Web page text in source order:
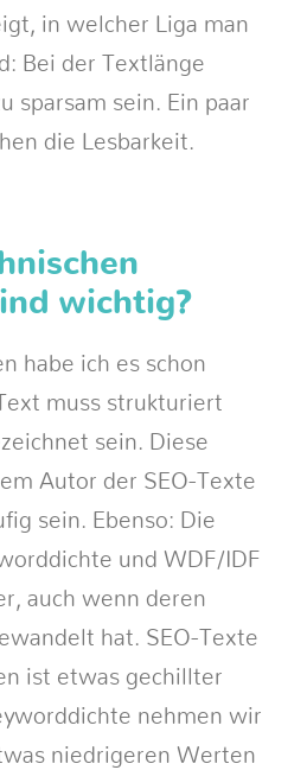
in welcher Liga man
Bei der Textlänge
sparsam sein. Ein paar
die Lesbarkeit.
wichtig?
habe ich es schon
muss strukturiert
sein. Diese
Autor der SEO-Texte
sein. Ebenso: Die
und WDF/IDF
auch wenn deren
hat. SEO-Texte
ist etwas gechillter
nehmen wir
niedrigeren Werten